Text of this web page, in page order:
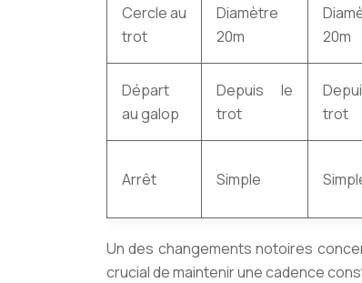
Cercle au
trot
Diamètre
20m
20m
Départ
au galop
Depuis le
trot
trot
Arrêt Simple
Un des changements notoires
crucialde maintenir une cadence